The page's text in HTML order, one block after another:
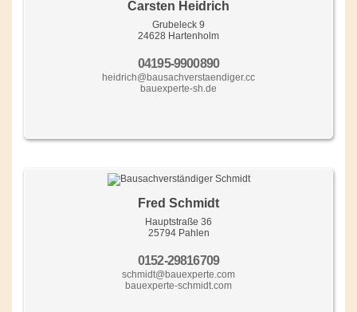
Carsten Heidrich
Grubeleck 9
24628 Hartenholm
04195-9900890
heidrich@bausachverstaendiger.cc
bauexperte-sh.de
Fred Schmidt
Hauptstraße 36
25794 Pahlen
0152-29816709
schmidt@bauexperte.com
bauexperte-schmidt.com